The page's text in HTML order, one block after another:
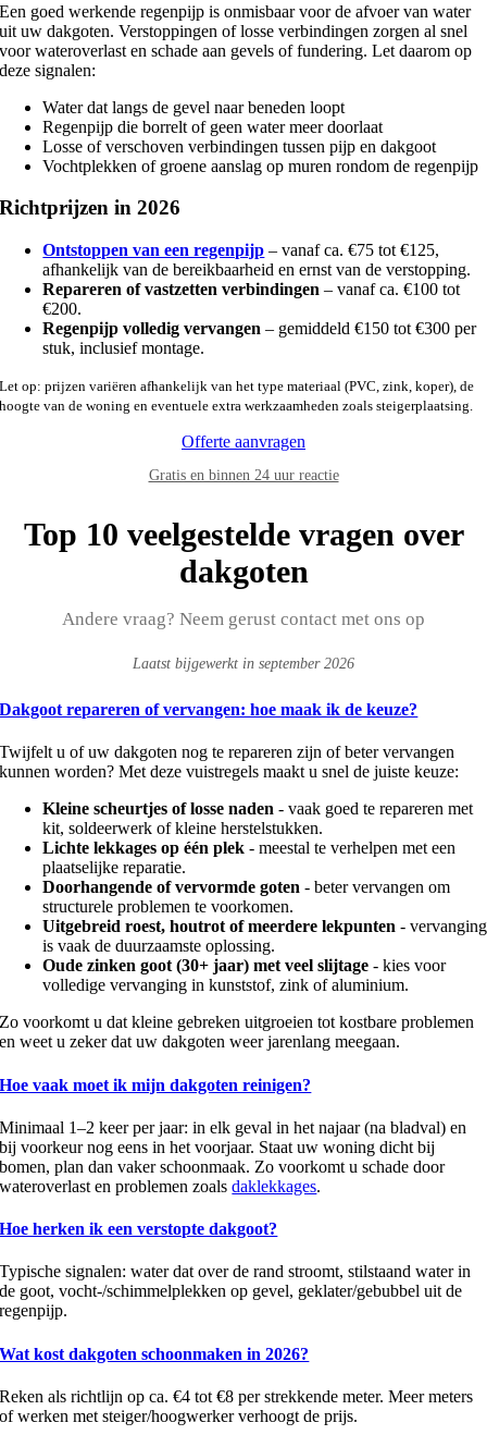
Een goed werkende regenpijp is onmisbaar voor de afvoer van water
uit uw dakgoten. Verstoppingen of losse verbindingen zorgen al snel
voor wateroverlast en schade aan gevels of fundering. Let daarom op
deze signalen:
Water dat langs de gevel naar beneden loopt
Regenpijp die borrelt of geen water meer doorlaat
Losse of verschoven verbindingen tussen pijp en dakgoot
Vochtplekken of groene aanslag op muren rondom de regenpijp
Richtprijzen in 2026
Ontstoppen van een regenpijp – vanaf ca. €75 tot €125,
afhankelijk van de bereikbaarheid en ernst van de verstopping.
Repareren of vastzetten verbindingen – vanaf ca. €100 tot
€200.
Regenpijp volledig vervangen – gemiddeld €150 tot €300 per
stuk, inclusief montage.
Let op: prijzen variëren afhankelijk van het type materiaal (PVC, zink, koper), de
hoogte van de woning en eventuele extra werkzaamheden zoals steigerplaatsing.
Offerte aanvragen
Gratis en binnen 24 uur reactie
Top 10 veelgestelde vragen over
dakgoten
Andere vraag? Neem gerust contact met ons op
Laatst bijgewerkt in september 2026
Dakgoot repareren of vervangen: hoe maak ik de keuze?
Twijfelt u of uw dakgoten nog te repareren zijn of beter vervangen
kunnen worden? Met deze vuistregels maakt u snel de juiste keuze:
Kleine scheurtjes of losse naden - vaak goed te repareren met
kit, soldeerwerk of kleine herstelstukken.
Lichte lekkages op één plek - meestal te verhelpen met een
plaatselijke reparatie.
Doorhangende of vervormde goten - beter vervangen om
structurele problemen te voorkomen.
Uitgebreid roest, houtrot of meerdere lekpunten - vervanging
is vaak de duurzaamste oplossing.
Oude zinken goot (30+ jaar) met veel slijtage - kies voor
volledige vervanging in kunststof, zink of aluminium.
Zo voorkomt u dat kleine gebreken uitgroeien tot kostbare problemen
en weet u zeker dat uw dakgoten weer jarenlang meegaan.
Hoe vaak moet ik mijn dakgoten reinigen?
Minimaal 1–2 keer per jaar: in elk geval in het najaar (na bladval) en
bij voorkeur nog eens in het voorjaar. Staat uw woning dicht bij
bomen, plan dan vaker schoonmaak. Zo voorkomt u schade door
wateroverlast en problemen zoalsdaklekkages.
Hoe herken ik een verstopte dakgoot?
Typische signalen: water dat over de rand stroomt, stilstaand water in
de goot, vocht-/schimmelplekken op gevel, geklater/gebubbel uit de
regenpijp.
Wat kost dakgoten schoonmaken in 2026?
Reken als richtlijn op ca. €4 tot €8 per strekkende meter. Meer meters
of werken met steiger/hoogwerker verhoogt de prijs.